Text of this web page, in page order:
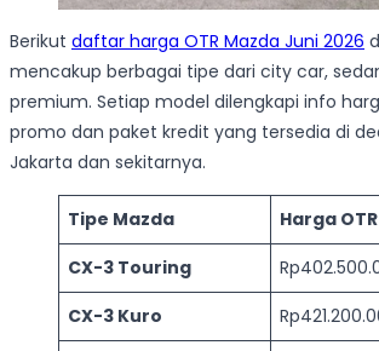
Berikut daftar harga OTR Mazda Juni 2026
mencakup berbagai tipe dari city car,
premium. Setiap model dilengkapi info
promo dan paket kredit yang tersedia di
Jakarta dan sekitarnya.
Tipe Mazda
Harga
CX-3 Touring
CX-3 Kuro